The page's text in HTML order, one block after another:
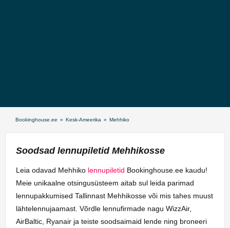
Bookinghouse.ee » Kesk-Ameerika » Mehhiko
Soodsad lennupiletid Mehhikosse
Leia odavad Mehhiko lennupiletid Bookinghouse.ee kaudu!
Meie unikaalne otsingusüsteem aitab sul leida parimad
lennupakkumised Tallinnast Mehhikosse või mis tahes muust
lähtelennujaamast. Võrdle lennufirmade nagu WizzAir,
AirBaltic, Ryanair ja teiste soodsaimaid lende ning broneeri